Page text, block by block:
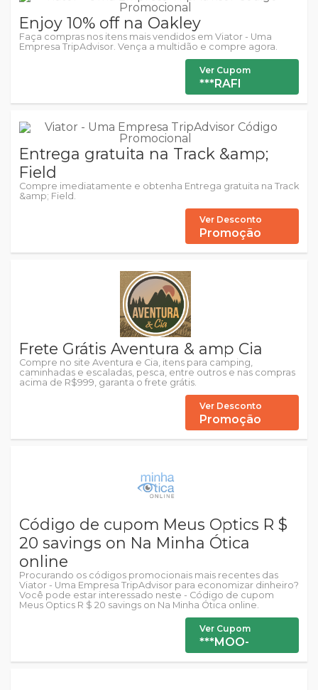
Enjoy 10% off na Oakley
Faça compras nos itens mais vendidos em Viator - Uma
Empresa TripAdvisor. Vença a multidão e compre agora.
Ver Cupom
***RAFI
Entrega gratuita na Track &amp;
Field
Compre imediatamente e obtenha Entrega gratuita na Track
&amp; Field.
Ver Desconto
Promoção
Frete Grátis Aventura & amp Cia
Compre no site Aventura e Cia, itens para camping,
caminhadas e escaladas, pesca, entre outros e nas compras
acima de R$999, garanta o frete grátis.
Ver Desconto
Promoção
Código de cupom Meus Optics R $
20 savings on Na Minha Ótica
online
Procurando os códigos promocionais mais recentes das
Viator - Uma Empresa TripAdvisor para economizar dinheiro?
Você pode estar interessado neste - Código de cupom
Meus Optics R $ 20 savings on Na Minha Ótica online.
Ver Cupom
***MOO-